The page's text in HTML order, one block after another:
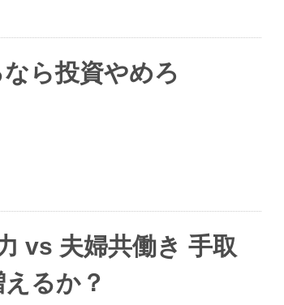
ら投資やめろ
vs 夫婦共働き 手取
るか？